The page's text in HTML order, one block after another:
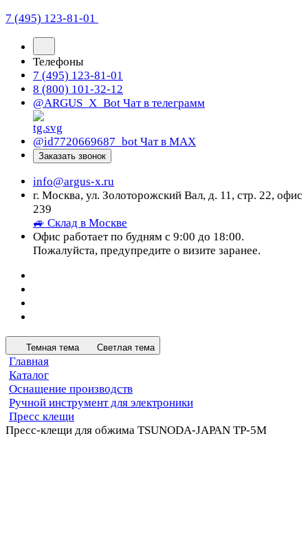
7 (495) 123-81-01
Телефоны
7 (495) 123-81-01
8 (800) 101-32-12
@ARGUS_X_Bot Чат в телеграмм
@id7720669687_bot Чат в МАХ
Заказать звонок
info@argus-x.ru
г. Москва, ул. Золоторожский Вал, д. 11, стр. 22, офис
239
🚙 Склад в Москве
Офис работает по будням с 9:00 до 18:00.
Пожалуйста, предупредите о визите заранее.
Темная тема Светлая тема
Главная
Каталог
Оснащение производств
Ручной инструмент для электроники
Пресс клещи
Пресс-клещи для обжима TSUNODA-JAPAN TP-5M